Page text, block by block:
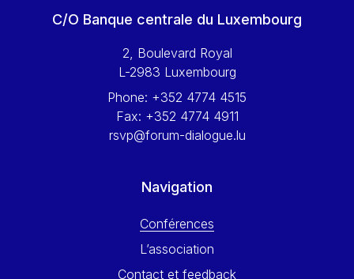
C/O Banque centrale du Luxembourg
2, Boulevard Royal
L-2983 Luxembourg
Phone: +352 4774 4515
Fax: +352 4774 4911
rsvp@forum-dialogue.lu
Navigation
Conférences
L’association
Contact et feedback